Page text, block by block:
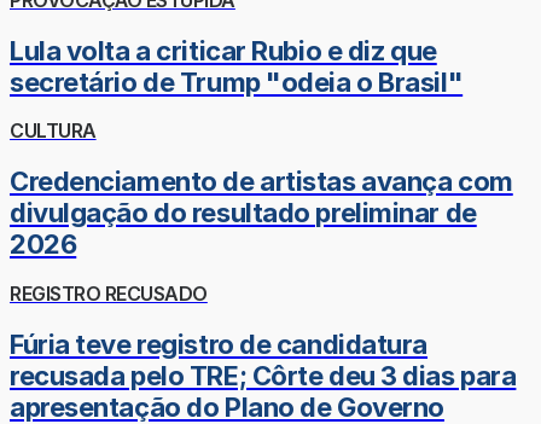
Lula volta a criticar Rubio e diz que
secretário de Trump "odeia o Brasil"
CULTURA
Credenciamento de artistas avança com
divulgação do resultado preliminar de
2026
REGISTRO RECUSADO
Fúria teve registro de candidatura
recusada pelo TRE; Côrte deu 3 dias para
apresentação do Plano de Governo